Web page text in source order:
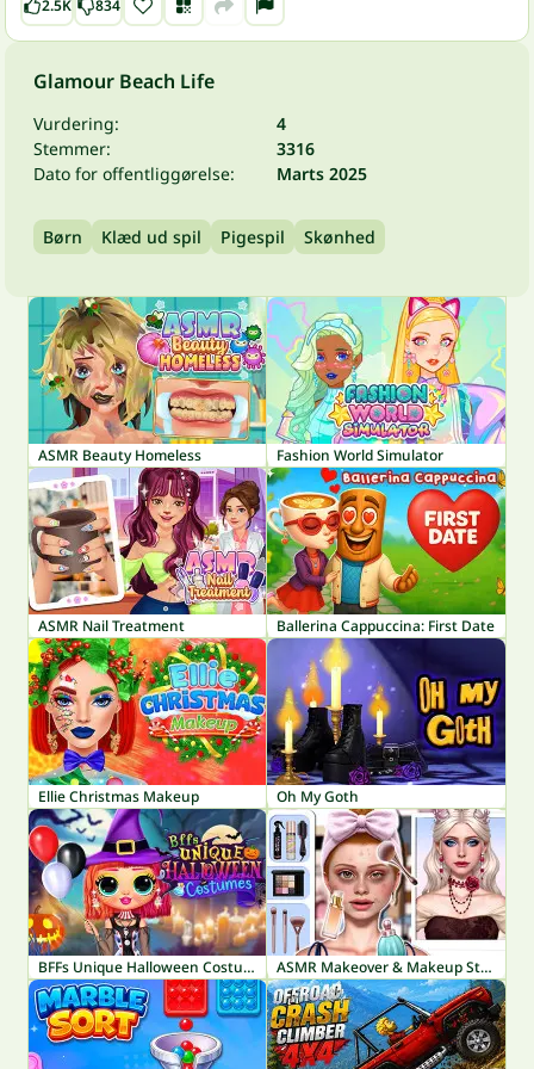
2.5K 834
Glamour Beach Life
Vurdering:
4
Stemmer:
3316
Dato for offentliggørelse:
Marts 2025
Børn Klæd ud spil Pigespil Skønhed
ASMR Beauty Homeless Fashion World Simulator
ASMR Nail Treatment Ballerina Cappuccina: First Date
Ellie Christmas Makeup Oh My Goth
BFFs Unique Halloween Costumes ASMR Makeover & Makeup Studio